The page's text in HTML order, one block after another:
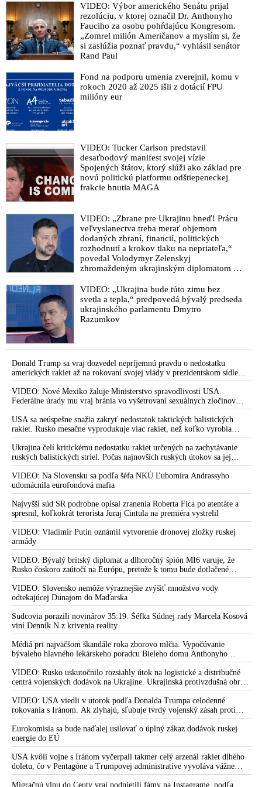
Ján Sokol vyhlásil, že k atentátu na premiéra Roberta Fica
prispeli ľudia, ktorí nedokázali prijať svoju nedávnu volebnú
porážku a po skončení času pokoja chcú zase šíriť nenávisť
Štefan Harabin: Dozvie sa niekedy verejnosť kto je za
atentátom na Fica?
Rímskokatolícky kňaz Peter Gombita šokoval celé Slovensko,
keď pokus zavraždiť predsedu vlády sfanatizovaným
prívržencom progresívno-liberálnej opozície komentoval
konštatovaním, že „tábor, ktorý rozosial zlo, teraz žne, čo
zasial“. „Popierate všetko, na čom je z morálneho hľadiska
Svojimi arogantnými výrokmi ste urazili milióny ľudí na
Slovensku, ktorí odmietajú relativizáciu zločinu,“ píše
podpredseda parlamentu Ľuboš Blaha v liste farárovi, ktorý
ospravedlňuje atentát na Roberta Fica. Pripomenul, že tento
duchovný mal ešte tú drzosť, že išiel s Čaputovou na audienciu
Chmelár: „Dajte pokoj Blahovi! Za atentát na Roberta Fica
nesiete zodpovednosť vy, páni Šimečka mladší, Gröhling,
Matovič, Pročko, Galko, Šimečka starší, Leško, Kostolný,
Tódová, Schutz, Soltész, Vagovič! Vy ste vytvorili atmosféru,
ktorá vyústila do atentátu! A výroky kňaza Gambitu oceneného
štátnym vyznamenaním prezidentkou Čaputovou nemajú
ďaleko od schvaľovania tohto zločinu!“
VIDEO: Vicepremiér Kaliňák, šéf brannobezpečnostného
výboru Gašpar a advokát Para priblížili genézu udalostí, ktoré
viedli takmer k národnej tragédii: Na počiatku bolo slovo, a to
slovo bolo “Sviňa”, potom prišli Matovičove & Sulíkove
protesty pred Bonaparte, po zmene vlády v roku 2020
kriminalizácia Smeru, snaha spraviť z neho zločineckú
organizáciu a dostať jeho predsedu do väzenia,
prenasledovania ľudí s inými názormi a nútenie Slovákov dať
sa očkovať, zavádzanie totality vypínaním alternatívnych
médií, šírenie nenávisti a hecovanie spoločnosti v uliciach
progresívnymi liberálmi a médiami, až prišli Šimečkove
mafiánske vyhrážky voči Robertovi Ficovi, ktoré vyústili do
atentátu na premiéra. Vodca Progresívneho Slovenska napriek
tomu všetkému dnes naďalej šíri nenávisť
VIDEO: Bývalý šéf Úradu pre ochranu ústavných činiteľov
Juraj Zábojník a niekdajší člen protiteroristického komanda
Ernest Nagy rozobrali detailne zlyhanie osobných strážcov
premiéra Roberta Fica, keď sa atentátnik Juraj Cintula pokúsil
zavraždiť ho, ale hodnotili aj zlú úroveň výcviku štátnych
ochrankárov
VIDEO: „Progresívci a liberáli, mali ste všetko a pre
Slovensko sa to skončilo katastrofálne! Ľudia vám povedali
dosť. Odmietli vás v parlamentných aj v prezidentských
voľbách, ale vy ste sa s tým nezmierili. A tak pokračovali vaše
hysterické vystúpenia na námestiach, perzekúcie nepohodlných
ľudí a obmedzovanie slobody. Naťahovali ste strunu a šírili
nenávisť voči ľuďom s inými názormi aj pred voľbami do
europarlamentu, až to vyústilo do atentátu na Roberta Fica,“
pripomína Braňo Ondruš vyčíňanie Šimečku & spol.
VIDEO: „Atentát na Roberta Fica je zrejme dielom tajných
služieb, lebo usiloval o mier medzi Ukrajinou a Ruskom. K
pokusu o jeho zavraždenie prispeli aj médiá hlavného prúdu
dlhodobým šírením nenávisti, klamaním a fašizovaním
spoločnosti,“ vyhlásil poslanec SNS Pavel Ľupták v rozhovore
pre srbskú Informer TV
„Na Fica bol spáchaný atentát, lebo je na strane mieru,“
vyhlásil maďarský premiér Orbán a poprial slovenskému
predsedovi vlády skoré uzdravenie
VIDEO: Výbor amerického Senátu prijal
rezolúciu, v ktorej označil Dr. Anthonyho
Fauciho za osobu pohŕdajúcu Kongresom.
„Zomrel milión Američanov a myslím si, že
si zaslúžia poznať pravdu,“ vyhlásil senátor
Rand Paul
Fond na podporu umenia zverejnil, komu v
rokoch 2020 až 2025 išli z dotácií FPU
milióny eur
VIDEO: Tucker Carlson predstavil
desaťbodový manifest svojej vízie
Spojených štátov, ktorý slúži ako základ pre
novú politickú platformu odštiepeneckej
frakcie hnutia MAGA
VIDEO: „Zbrane pre Ukrajinu hneď! Prácu
veľvyslanectva treba merať objemom
dodaných zbraní, financií, politických
rozhodnutí a krokov tlaku na nepriateľa,“
povedal Volodymyr Zelenskyj
zhromaždeným ukrajinským diplomatom v
že USA Ukrajine nedodajú protiraketové
systémy Patriot
VIDEO: „Ukrajina bude túto zimu bez
svetla a tepla,“ predpovedá bývalý predseda
ukrajinského parlamentu Dmytro
Razumkov
Donald Trump sa vraj dozvedel nepríjemnú pravdu o nedostatku
amerických rakiet až na rokovaní svojej vlády v prezidentskom sídle
Camp David v Marylande, a preto musel odložiť plánované útoky na
Irán. Prezident USA sa pre to údajne pohádal so šéfom Pentagónu, lebo
bol presvedčený o opaku
VIDEO: Nové Mexiko žaluje Ministerstvo spravodlivosti USA.
Federálne úrady mu vraj bránia vo vyšetrovaní sexuálnych zločinov
organizátora pedofilnej siete Jeffreyho Epsteina. Ten mal nariadiť, aby
dve dievčatá zo zahraničia, ktoré boli uškrtené počas drsného
fetišistického sexu, pochovali v blízkosti jeho ranča v tomto americkom
štáte
USA sa neúspešne snažia zakryť nedostatok taktických balistických
rakiet. Rusko mesačne vyprodukuje viac rakiet, než koľko vyrobia
všetci producenti systémov Patriot dohromady
Ukrajina čelí kritickému nedostatku rakiet určených na zachytávanie
ruských balistických striel. Počas najnovších ruských útokov sa jej
nepodarilo zostreliť ani jednu. Volodymyr Zelenskyj sa v zúfalstve snaží
prostredníctvom NATO zabezpečiť ich dodávky
VIDEO: Na Slovensku sa podľa šéfa NKÚ Ľubomíra Andrassyho
udomácnila eurofondová mafia
Najvyšší súd SR podrobne opísal zranenia Roberta Fica po atentáte a
spresnil, koľkokrát terorista Juraj Cintula na premiéra vystrelil
VIDEO: Vladimir Putin oznámil vytvorenie dronovej zložky ruskej
armády
VIDEO: Bývalý britský diplomat a dlhoročný špión MI6 varuje, že
Rusko čoskoro zaútočí na Európu, pretože k tomu bude dotlačené
rovnako, ako bolo dotlačené k invázii na Ukrajinu v roku 2022.
Zelenskyj medzitým v Kyjeve naliehal na zhromaždených diplomatov,
aby vo svete zháňali energie pre Ukrajinu na zimu. Putin vraj bude
mobilizovať a vojna sa do zimy pravdepodobne neskončí
VIDEO: Slovensko nemôže výraznejšie zvýšiť množstvo vody
odtekajúcej Dunajom do Maďarska
Sudcovia porazili novinárov 35:19. Šéfka Súdnej rady Marcela Kosová
viní Denník N z krivenia reality
Médiá pri najväčšom škandále roka zborovo mlčia. Vypočúvanie
bývaleho hlavného lekárskeho poradcu Bieleho domu Anthonyho
Fauciho pred výborom amerického Senátu väčšina médií ignorovala
VIDEO: Rusko uskutočnilo rozsiahly útok na logistické a distribučné
centrá vojenských dodávok na Ukrajine. Ukrajinská protivzdušná obrana
nedokázala počas ničivého nočného útoku na Kyjev a jeho okolie
zachytiť ani jednu ruskú raketu
VIDEO: USA viedli v utorok podľa Donalda Trumpa celodenné
rokovania s Iránom. Ak zlyhajú, sľubuje tvrdý vojenský zásah proti
Teheránu
Eurokomisia sa bude naďalej usilovať o úplný zákaz dodávok ruskej
energie do EÚ
USA kvôli vojne s Iránom vyčerpali takmer celý arzenál rakiet dlhého
doletu, čo v Pentagóne a Trumpovej administratíve vyvoláva vážne
obavy o bojaschopnosť americkej armády v prípade vypuknutia
konfliktu s Čínou alebo Ruskom
Migračnú vlnu do Ceuty vraj podnietili fámy na Instagrame, podľa